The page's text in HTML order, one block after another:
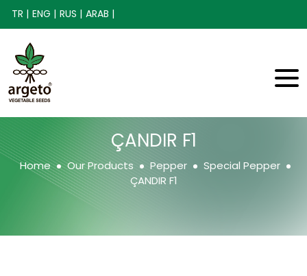
TR | ENG | RUS | ARAB |
ÇANDIR F1
Home Our Products Pepper
Special Pepper
ÇANDIR F1